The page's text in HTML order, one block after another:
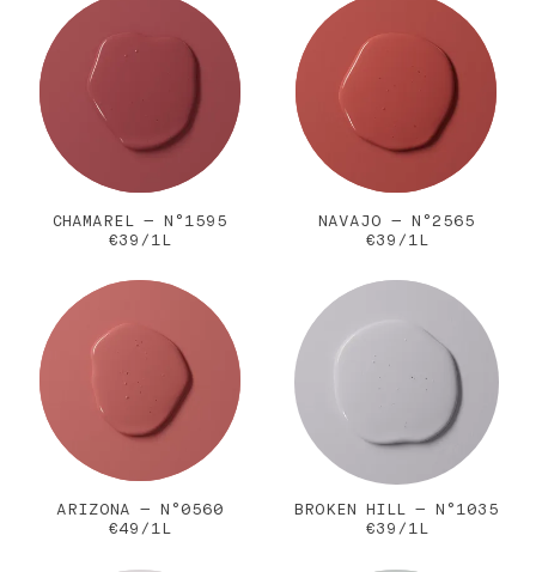
CHAMAREL — N°1595
€39/1L
NAVAJO — N°2565
€39/1L
ARIZONA — N°0560
€49/1L
BROKEN HILL — N°1035
€39/1L